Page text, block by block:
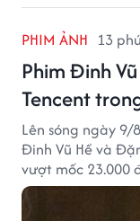
PHIM ẢNH 13
Phim Đinh
Tencent
Lên sóng ngày 9/
Đinh Vũ Hề và
vượt mốc 23.000
cuốn hút.